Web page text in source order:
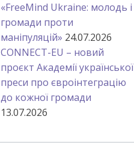
«FreeMind Ukraine: молодь і
громади проти
маніпуляцій» 24.07.2026
CONNECT-EU – новий
проєкт Академії української
преси про євроінтеграцію
до кожної громади
13.07.2026